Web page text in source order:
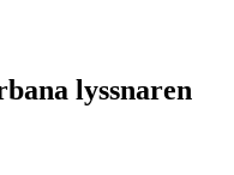
lyssnaren